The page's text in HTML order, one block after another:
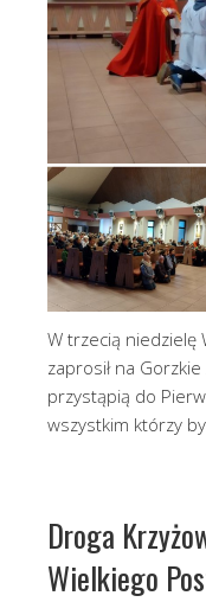
W trzecią niedzielę
zaprosił na
przystąpią do
wszystkim którzy
Droga
Wielkiego